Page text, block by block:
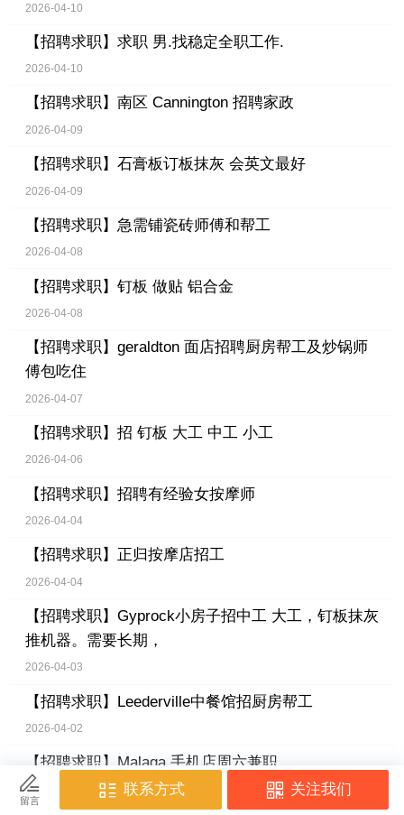
2026-04-10
【招聘求职】 求职 男.找稳定全职工作.
2026-04-10
【招聘求职】 南区 Cannington 招聘家政
2026-04-09
【招聘求职】 石膏板订板抹灰 会英文最好
2026-04-09
【招聘求职】 急需铺瓷砖师傅和帮工
2026-04-08
【招聘求职】 钉板 做贴 铝合金
2026-04-08
【招聘求职】 geraldton 面店招聘厨房帮工及炒锅师
傅包吃住
2026-04-07
【招聘求职】 招 钉板 大工 中工 小工
2026-04-06
【招聘求职】 招聘有经验女按摩师
2026-04-04
【招聘求职】 正归按摩店招工
2026-04-04
【招聘求职】 Gyprock小房子招中工 大工，钉板抹灰
推机器。需要长期，
2026-04-03
【招聘求职】 Leederville中餐馆招厨房帮工
2026-04-02
【招聘求职】 Malaga 手机店周六兼职
2026-04-02